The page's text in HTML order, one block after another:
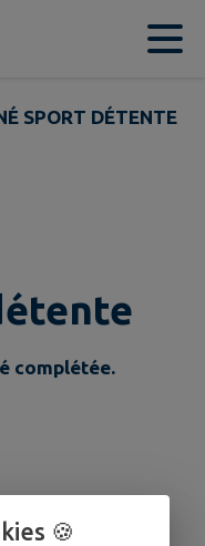
SPORT DÉTENTE
complétée.
🍪